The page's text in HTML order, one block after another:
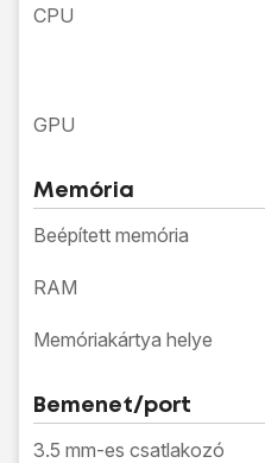
CPU
GPU
Memória
Beépített memória
RAM
Memóriakártya helye
Bemenet/port
3.5 mm-es csatlakozó